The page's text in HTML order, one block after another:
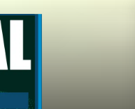
Jornal
do